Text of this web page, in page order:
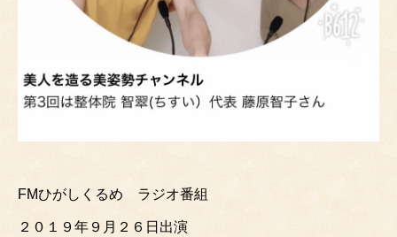
FMひがしくるめ ラジオ番組
２０１９年９月２６日出演